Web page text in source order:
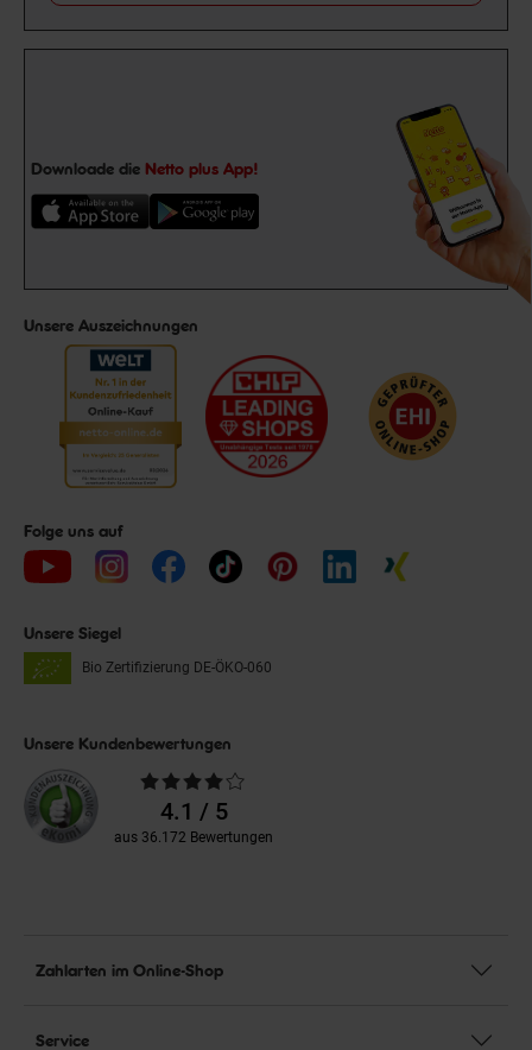
Downloade die Netto plus App!
Unsere Auszeichnungen
Folge uns auf
Unsere Siegel
Bio Zertifizierung DE-ÖKO-060
Unsere Kundenbewertungen
Durchschnittliche
Bewertungen4.1 / 5
aus 36.172 Bewertungen
Zahlarten im Online-Shop
Service